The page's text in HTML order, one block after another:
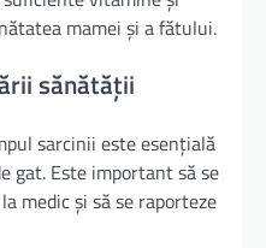
mamei și a fătului.
sănătății
sarcinii este esențială
gat. Este important să se
medic și să se raporteze